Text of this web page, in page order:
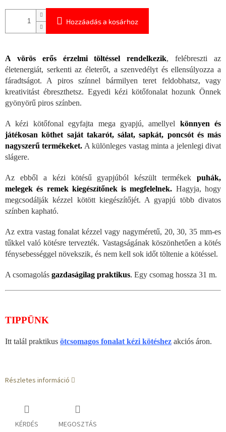
Hozzáadás a kosárhoz
A vörös erős érzelmi töltéssel rendelkezik, felébreszti az
életenergiát, serkenti az életerőt, a szenvedélyt és ellensúlyozza a
fáradtságot. A piros színnel bármilyen teret feldobhatsz, vagy
kreativitást ébreszthetsz. Egyedi kézi kötőfonalat hozunk Önnek
gyönyörű piros színben.
A kézi kötőfonal egyfajta mega gyapjú, amellyel könnyen és
játékosan köthet saját takarót, sálat, sapkát, poncsót és más
nagyszerű termékeket. A különleges vastag minta a jelenlegi divat
slágere.
Az ebből a kézi kötésű gyapjúból készült termékek puhák,
melegek és remek kiegészítőnek is megfelelnek. Hagyja, hogy
megcsodálják kézzel kötött kiegészítőjét. A gyapjú több divatos
színben kapható.
Az extra vastag fonalat kézzel vagy nagyméretű, 20, 30, 35 mm-es
tűkkel való kötésre tervezték. Vastagságának köszönhetően a kötés
fénysebességgel növekszik, és nem kell sok időt töltenie a kötéssel.
A csomagolás gazdaságilag praktikus. Egy csomag hossza 31 m.
TIPPÜNK
Itt talál praktikus ötcsomagos fonalat kézi kötéshez akciós áron.
Részletes információ
KÉRDÉS MEGOSZTÁS